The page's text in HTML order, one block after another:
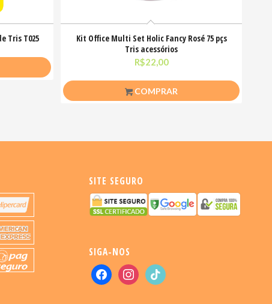
Tris T025
Kit Office Multi Set Holic Fancy Rosé 75 pçs
Tris acessórios
R$22,00
COMPRAR
SITE SEGURO
SIGA-NOS